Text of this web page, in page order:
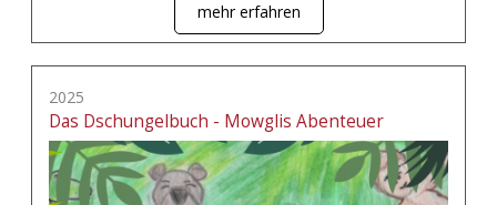
mehr erfahren
2025
Das Dschungelbuch - Mowglis Abenteuer